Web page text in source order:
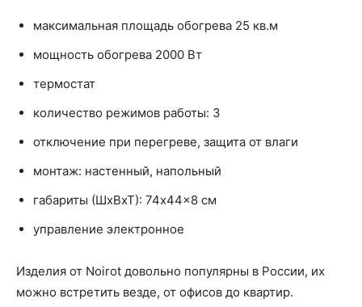
максимальная площадь обогрева 25 кв.м
мощность обогрева 2000 Вт
термостат
количество режимов работы: 3
отключение при перегреве, защита от влаги
монтаж: настенный, напольный
габариты (ШхВхТ): 74x44x8 см
управление электронное
Изделия от Noirot довольно популярны в России, их
можно встретить везде, от офисов до квартир.